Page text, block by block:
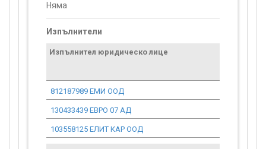
Няма
Изпълнители
Изпълнител юридическо лице
812187989 ЕМИ ООД
130433439 ЕВРО 07 АД
103558125 ЕЛИТ КАР ООД